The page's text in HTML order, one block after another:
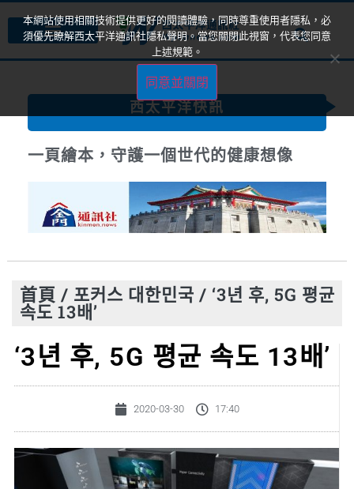
西太平洋快訊
一頁繪本，守護一個世代的健康想像
首頁 / 포커스 대한민국 / ‘3년 후, 5G 평균
속도 13배’
‘3년 후, 5G 평균 속도 13배’
2020-03-30 17:40
本網站使用相關技術提供更好的閱讀體驗，同時尊重使用者隱私，必
須優先瞭解西太平洋通訊社隱私聲明。當您關閉此視窗，代表您同意
上述規範。
同意並關閉